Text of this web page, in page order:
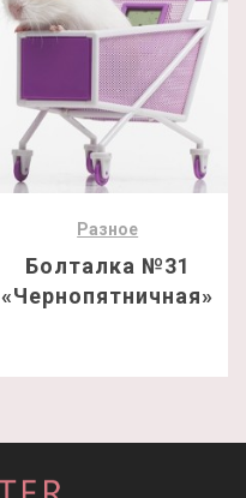
Разное
Болталка №31
«Чернопятничная»